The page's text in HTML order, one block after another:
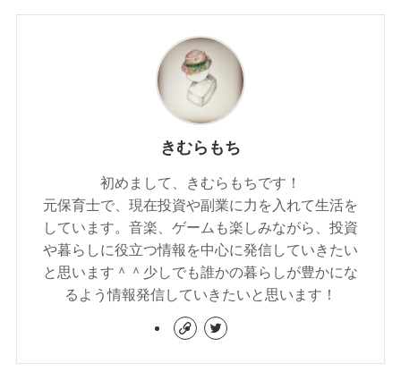
きむらもち
初めまして、きむらもちです！
元保育士で、現在投資や副業に力を入れて生活を
しています。音楽、ゲームも楽しみながら、投資
や暮らしに役立つ情報を中心に発信していきたい
と思います＾＾少しでも誰かの暮らしが豊かにな
るよう情報発信していきたいと思います！